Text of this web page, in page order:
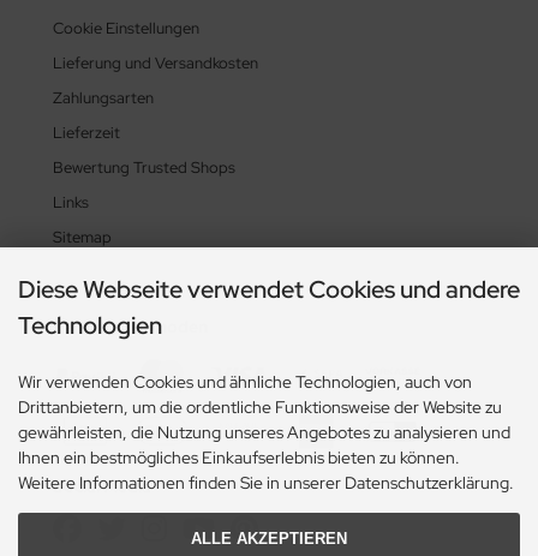
Cookie Einstellungen
Lieferung und Versandkosten
Zahlungsarten
Lieferzeit
Bewertung Trusted Shops
Links
Sitemap
Zahlungsmethoden
Social Media
Diese Webseite verwendet Cookies und andere
Technologien
Wir verwenden Cookies und ähnliche Technologien, auch von
Drittanbietern, um die ordentliche Funktionsweise der Website zu
gewährleisten, die Nutzung unseres Angebotes zu analysieren und
Ihnen ein bestmögliches Einkaufserlebnis bieten zu können.
Weitere Informationen finden Sie in unserer Datenschutzerklärung.
ALLE AKZEPTIEREN